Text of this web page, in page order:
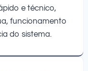
e técnico,
funcionamento
do sistema.